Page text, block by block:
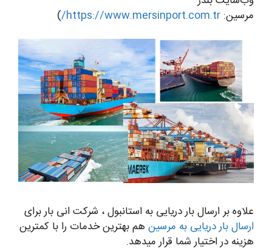
مرسین: https://www.mersinport.com.tr/
)
علاوه بر ارسال بار دریایی به استانبول ، شرکت انی بار برای
ارسال بار دریایی به مرسین هم بهترین خدمات را با کمترین
هزینه در اختیار شما قرار میدهد.